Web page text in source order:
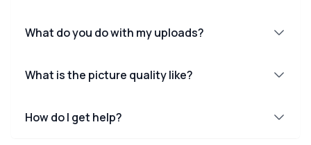
What do you do with my uploads?
What is the picture quality like?
How do I get help?